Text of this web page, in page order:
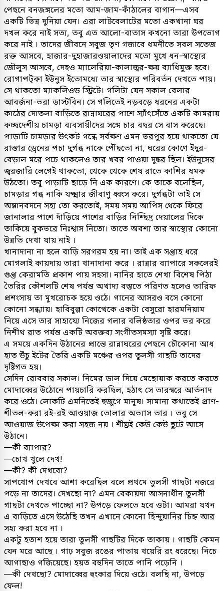
পেছনে বনজঙ্গলের মতো আম-জাম-কাঁঠালের বাগান—এসব
একটি ভিন্ন দুনিয়া যেন। এরা লাটবেলাটের মতো একখানা ঘর
দখল করে নাই সত্য, তবু এত আলো-বাতাস কখনো তারা উপভোগ
করে নাই । তাদের জীবনে সবুজ তৃণ গজাবে ধমনীতে সবল সতেজ
রক্ত আসবে, হাজার-দুহাজারওয়ালাদের মতো মুখে ধন-স্বাস্থ্যের
জৌলুস আসবে, দেহও ম্যালেরিয়া-কালাজ্বর-ক্ষয় ব্যাধিমুক্ত হবে।
রোগাপট্‌কা ইউনুস ইতোমধ্যে তার স্বাস্থ্যের পরিবর্তন দেখতে পায়।
সে থাকতো ম্যাকলিওড স্ট্রিটে। গলিটা যেন সকাল বেলার
আবর্জনা-ভরা ডাস্টবিন। সে গলিতেই নড়বড়ে ধরনের একটা
কাঠের দোতলা বাড়িতে রান্নাঘরের পাশে স্যাঁৎসেঁতে একটি কামরায়
কচ্ছদেশীয় চামড়া ব্যবসায়ীদের সঙ্গে চার বছর সে বাস করেছে।
পাড়াটি চামড়ার উৎকট গন্ধে সর্বক্ষণ এমন ভরপুর হয়ে থাকতো যে
রাস্তার ড্রেনের পচা দুর্গন্ধ নাকে পৌঁছতো না, ঘরের কোণে ইঁদুর-
বেড়াল মরে পচে থাকলেও তার খবর পাওয়া দুষ্কর ছিল। ইউনুসের
জ্বরজারি লেগেই থাকতো, থেকে থেকে শেষ রাতে কাশির ধমক
উঠতো। তবু পাড়াটি ছাড়ে নি এক কারণে। কে তাকে বলেছিল,
চামড়ার গন্ধ নাকি যক্ষ্মার জীবাণু ধ্বংস করে। দুর্গন্ধটা তাই সে
অম্লানবদনে সহ্য তো করতোই, সময় সময় আপিস থেকে ফিরে
জানালার পাশে দাঁড়িয়ে পাশের বাড়ির নিশ্ছিদ্র দেয়ালের দিকে
তাকিয়ে বুকভরে নিঃশ্বাস নিতো। তাতে অবশ্য তার স্বাস্থ্যের কোনো
উন্নতি দেখা যায় নাই ।
খানাদানা না হলে বাড়ি সরগরম হয় না। তাই এক সপ্তাহ ধরে
মোগলাই কায়দায় তারা খানাদানা করে । রান্নার ব্যাপারে সকলেরই
গুপ্ত কেরামতি প্রকাশ পায় সহসা। নানির হাতে শেখা বিশেষ পিঠা
তৈরির কৌশলটি শেষ পর্যন্ত অখাদ্য বস্তুতে পরিণত হলেও তারিফ
প্রশংসায় তা মুখরোচক হয়ে ওঠে। গানের আসরও বসে কোনো
কোনো সন্ধ্যায়। হাবিবুল্লা কোত্থেকে একটা বেসুরো হারমনিয়াম
নিয়ে এসে তার সাহায্যে নিজের গলার বলিষ্ঠতার ওপর ভর করে
নিশীথ রাত পর্যন্ত একটি অবক্তব্য সংগীতসমস্যা সৃষ্টি করে।
এ সময়ে একদিন উঠানের প্রান্তে রান্নাঘরের পেছনে চৌকোনা আধ
হাত উঁচু ইটের তৈরি একটি মঞ্চের ওপর তুলসী গাছটি তাদের
দৃষ্টিগত হয়।
সেদিন রোববার সকাল। নিমের ডাল দিয়ে মেছোয়াক করতে করতে
মোদাব্বের উঠোনে পায়চারি করছিল, হঠাৎ সে তারস্বরে আর্তনাদ
করে ওঠে। লোকটি এমনিতেই হুজুগে মানুষ। সামান্য কথাতেই প্রাণ-
শীতল-করা রই-রই আওয়াজ তোলার অভ্যাস তার । তবু সে
আওয়াজ উপেক্ষা করা সহজ নয় । শীঘ্রই কেউ কেউ ছুটে আসে
উঠানে।
—কী ব্যাপার?
—চোখ খুলে দেখ!
—কী? কী দেখবো?
সাপখোপ দেখবে আশা করেছিল বলে প্রথমে তুলসী গাছটা নজরে
পড়ে না তাদের। দেখছো না? এমন বেকায়দা আসনাধীন তুলসী
গাছটা দেখতে পাচ্ছো না? উপড়ে ফেলতে হবে ওটা। আমরা যখন
এ বাড়িতে এসে উঠেছি তখন এখানে কোনো হিন্দুয়ানির চিহ্ন আর
সহ্য করা হবে না ।
একটু হতাশ হয়ে তারা তুলসী গাছটির দিকে তাকায় । গাছটি কেমন
যেন মরে আছে । গাঢ় সবুজ রঙের পাতায় খয়েরি রং ধরেছে। নিচে
আগাছাও গজিয়েছে। হয়ত বহুদিন তাতে পানি পড়েনি ।
—কী দেখছো? মোদাব্বের হুংকার দিয়ে ওঠে। বলছি না, উপড়ে
ফেল!